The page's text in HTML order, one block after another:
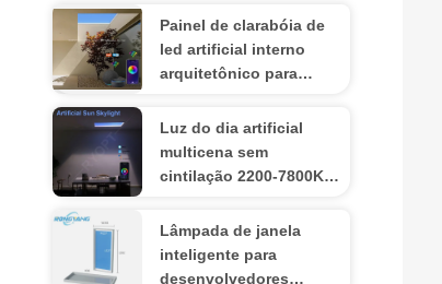
iluminação circadiana
Painel de clarabóia de
led artificial interno
arquitetônico para
Luz do dia artificial
multicena sem
cintilação 2200-7800K
Lâmpada de janela
inteligente para
desenvolvedores